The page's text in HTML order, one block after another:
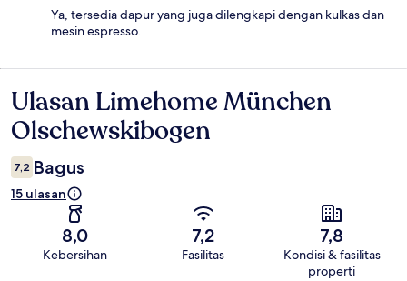
Ya, tersedia dapur yang juga dilengkapi dengan kulkas dan
mesin espresso.
Ulasan
Ulasan Limehome München
Olschewskibogen
7,2 Bagus
15 ulasan
8,0
Kebersihan
7,2
Fasilitas
7,8
Kondisi & fasilitas
properti